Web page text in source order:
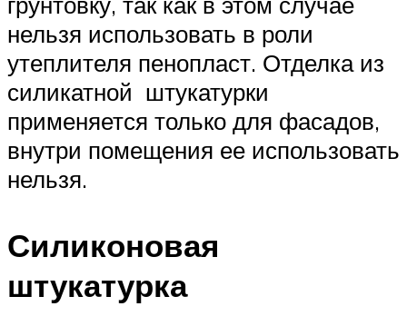
нельзя использовать в роли
утеплителя пенопласт. Отделка из
силикатной штукатурки
применяется только для фасадов,
внутри помещения ее использовать
нельзя.
Силиконовая
штукатурка